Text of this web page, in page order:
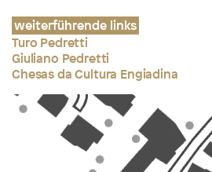
weiterführende links
Turo Pedretti
Giuliano Pedretti
Chesas da Cultura Engiadina